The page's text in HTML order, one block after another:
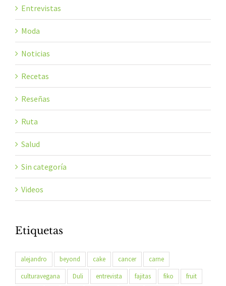
Entrevistas
Moda
Noticias
Recetas
Reseñas
Ruta
Salud
Sin categoría
Videos
Etiquetas
alejandro beyond cake cancer
carne
culturavegana
Duli entrevista fajitas fiko
fruit